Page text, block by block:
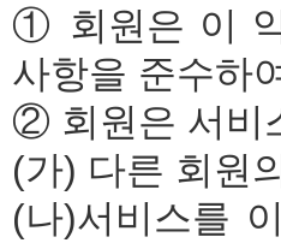
① 회원은 이
사항을 준수하
② 회원은 서비
(가) 다른 회원
(나)서비스를